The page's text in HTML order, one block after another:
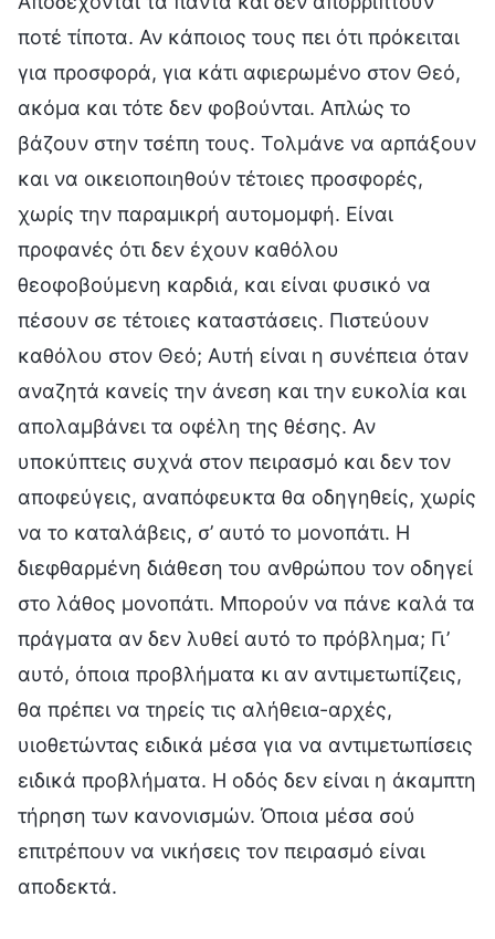
ποτέ τίποτα. Αν κάποιος τους πει ότι πρόκειται
για προσφορά, για κάτι αφιερωμένο στον Θεό,
ακόμα και τότε δεν φοβούνται. Απλώς το
βάζουν στην τσέπη τους. Τολμάνε να αρπάξουν
και να οικειοποιηθούν τέτοιες προσφορές,
χωρίς την παραμικρή αυτομομφή. Είναι
προφανές ότι δεν έχουν καθόλου
θεοφοβούμενη καρδιά, και είναι φυσικό να
πέσουν σε τέτοιες καταστάσεις. Πιστεύουν
καθόλου στον Θεό; Αυτή είναι η συνέπεια όταν
αναζητά κανείς την άνεση και την ευκολία και
απολαμβάνει τα οφέλη της θέσης. Αν
υποκύπτεις συχνά στον πειρασμό και δεν τον
αποφεύγεις, αναπόφευκτα θα οδηγηθείς, χωρίς
να το καταλάβεις, σ’ αυτό το μονοπάτι. Η
διεφθαρμένη διάθεση του ανθρώπου τον οδηγεί
στο λάθος μονοπάτι. Μπορούν να πάνε καλά τα
πράγματα αν δεν λυθεί αυτό το πρόβλημα; Γι’
αυτό, όποια προβλήματα κι αν αντιμετωπίζεις,
θα πρέπει να τηρείς τις αλήθεια-αρχές,
υιοθετώντας ειδικά μέσα για να αντιμετωπίσεις
ειδικά προβλήματα. Η οδός δεν είναι η άκαμπτη
τήρηση των κανονισμών. Όποια μέσα σού
επιτρέπουν να νικήσεις τον πειρασμό είναι
αποδεκτά.